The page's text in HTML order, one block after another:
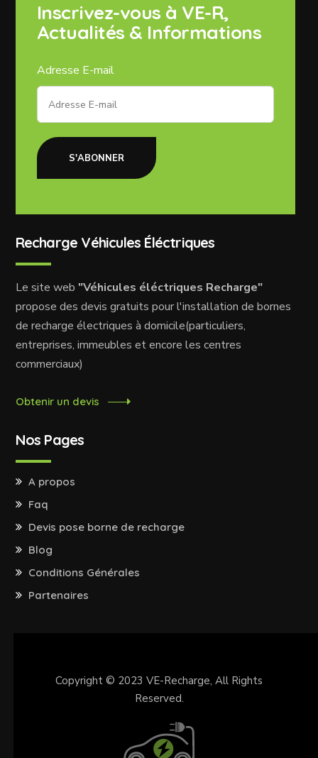
Inscrivez-vous à VE-R,
Actualités & Informations
Adresse E-mail
S'ABONNER
Recharge Véhicules Éléctriques
Le site web "Véhicules éléctriques Recharge"
propose des devis gratuits pour l'installation de bornes
de recharge électriques à domicile(particuliers,
entreprises, immeubles et encore les centres
commerciaux)
Obtenir un devis
Nos Pages
A propos
Faq
Devis pose borne de recharge
Blog
Conditions Générales
Partenaires
Copyright © 2023 VE-Recharge, All Rights
Reserved.